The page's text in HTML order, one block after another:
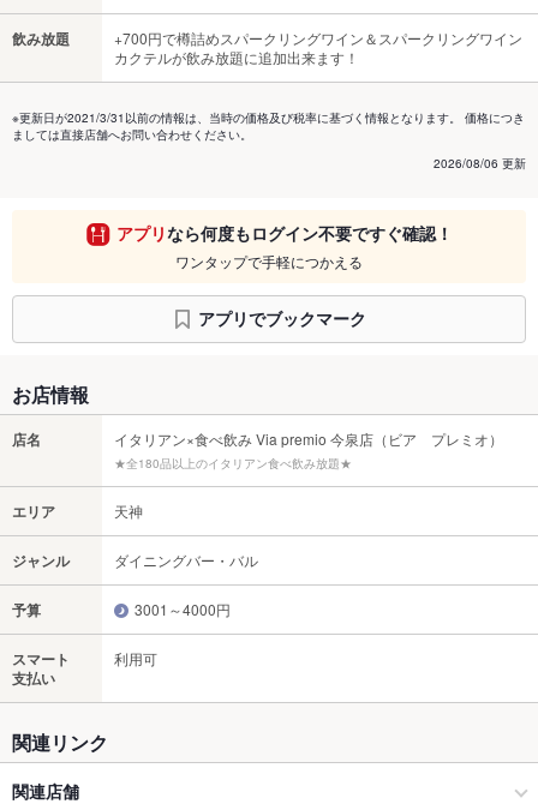
飲み放題
+700円で樽詰めスパークリングワイン＆スパークリングワイン
カクテルが飲み放題に追加出来ます！
※更新日が2021/3/31以前の情報は、当時の価格及び税率に基づく情報となります。 価格につき
ましては直接店舗へお問い合わせください。
2026/08/06 更新
アプリなら何度もログイン不要ですぐ確認！
ワンタップで手軽につかえる
アプリでブックマーク
お店情報
店名 イタリアン×食べ飲み Via premio 今泉店（ビア プレミオ）
★全180品以上のイタリアン食べ飲み放題★
エリア 天神
ジャンル ダイニングバー・バル
予算 3001～4000円
スマート
支払い
利用可
関連リンク
関連店舗